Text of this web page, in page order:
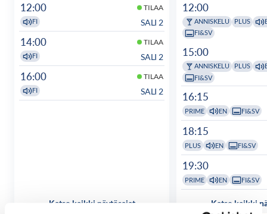
12:00 TILAA
FI SALI 2
14:00 TILAA
FI SALI 2
16:00 TILAA
FI SALI 2
Katso kaikki näytösajat
12:00
ANNISKELU PLUS
FI&SV
15:00
ANNISKELU PLUS
FI&SV
16:15
PRIME EN FI&SV
18:15
PLUS EN FI&SV
19:30
PRIME EN FI&SV
Katso kaikki